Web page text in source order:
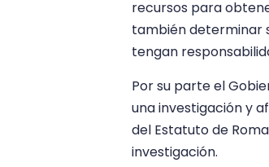
recursos para
también determinar
tengan
Por su parte el
una investigación y
del Estatuto de
investigación.